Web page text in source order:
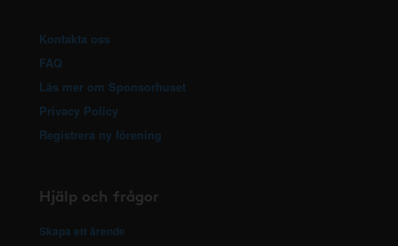
Kontakta oss
FAQ
Läs mer om Sponsorhuset
Privacy Policy
Registrera ny förening
Hjälp och frågor
Skapa ett ärende